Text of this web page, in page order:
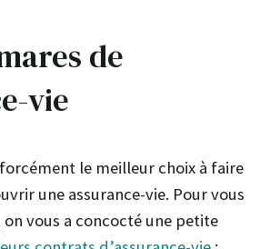
de
vie
le meilleur choix à faire
une assurance-vie. Pour vous
vous a concocté une petite